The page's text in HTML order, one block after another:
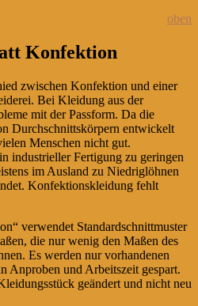
oben
Konfektion
zwischen Konfektion und einer
Bei Kleidung aus der
mit der Passform. Da die
Durchschnittskörpern entwickelt
Menschen nicht gut.
industrieller Fertigung zu geringen
im Ausland zu Niedriglöhnen
Konfektionskleidung fehlt
verwendet Standardschnittmuster
die nur wenig den Maßen des
Es werden nur vorhandenen
Anproben und Arbeitszeit gespart.
geändert und nicht neu